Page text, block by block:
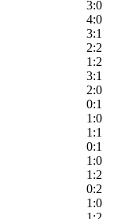
3:0
4:0
3:1
2:2
1:2
3:1
2:0
0:1
1:0
1:1
0:1
1:0
1:2
0:2
1:0